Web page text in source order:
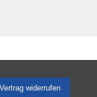
Vertrag widerrufen